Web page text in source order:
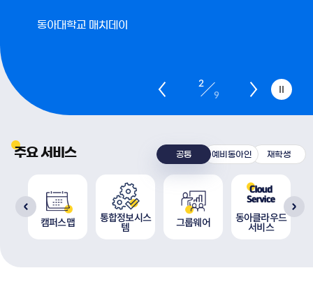
동아대학교 매치데이
2
9
주요 서비스 공통 예비동아인 재학생
캠퍼스맵 통합정보시스
템 그룹웨어 동아클라우드
서비스